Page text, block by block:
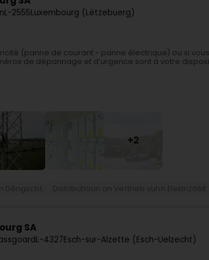
L-2555Luxembourg (Lëtzebuerg)
(panne de courant - panne électrique) ou si
de dépannage et d’urgence sont à votre
+2
SA
L-4327Esch-sur-Alzette (Esch-Uelzecht)